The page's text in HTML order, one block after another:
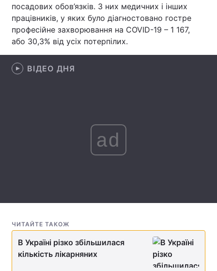
Здоров'я Туризм
Цікавинки Погода
Екологія Регіони
Лонгріди
Думки
Вакансії
посадових обов’язків. З них медичних і інших
працівників, у яких було діагностовано гостре
професійне захворювання на COVID-19 – 1 167,
або 30,3% від усіх потерпілих.
ВІДЕО ДНЯ
ad
ЧИТАЙТЕ ТАКОЖ
В Україні різко збільшилася
кількість лікарняних